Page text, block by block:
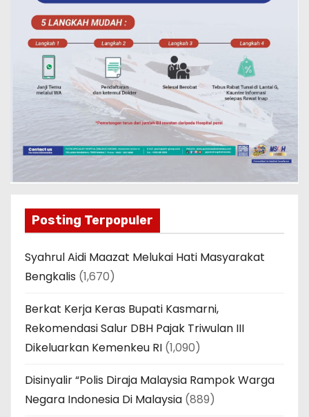
Posting Terpopuler
Syahrul Aidi Maazat Melukai Hati Masyarakat
Bengkalis (1,670)
Berkat Kerja Keras Bupati Kasmarni,
Rekomendasi Salur DBH Pajak Triwulan III
Dikeluarkan Kemenkeu RI (1,090)
Disinyalir “Polis Diraja Malaysia Rampok Warga
Negara Indonesia Di Malaysia (889)